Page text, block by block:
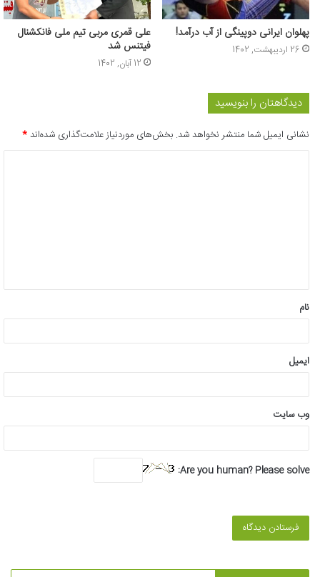
پهلوان ایرانی دوپینگی از آب درآمد!
26 اردیبهشت, 1402
علی قمری مربی تیم ملی فانکشنال
فیتنس شد
12 آبان, 1402
دیدگاهتان را بنویسید
نشانی ایمیل شما منتشر نخواهد شد. بخش‌های موردنیاز علامت‌گذاری شده‌اند*
*
نام
ایمیل
وب‌ سایت
Are you human? Please solve: